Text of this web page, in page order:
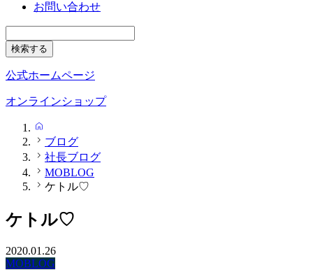
お問い合わせ
公式ホームページ
オンラインショップ
ブログ
社長ブログ
MOBLOG
ケトル♡
ケトル♡
2020.01.26
MOBLOG